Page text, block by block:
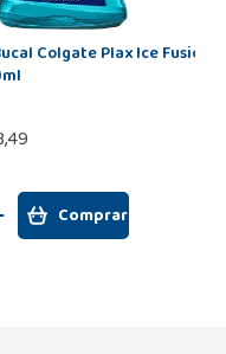
Colgate Plax Ice Fusion
,49
Comprar